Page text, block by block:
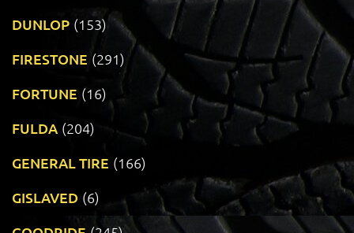
DUNLOP (153)
FIRESTONE (291)
FORTUNE (16)
FULDA (204)
GENERAL TIRE (166)
GISLAVED (6)